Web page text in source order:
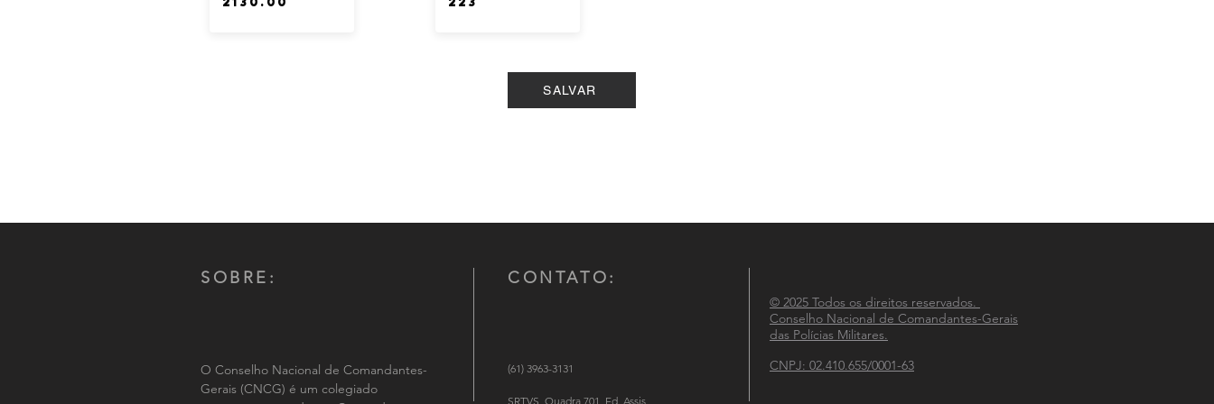
SALVAR
SOBRE:
O Conselho Nacional de Comandantes-
Gerais (CNCG) é um colegiado
CONTATO:
(61) 3963-3131
SRTVS, Quadra 701, Ed. Assis
© 2025 Todos os direitos reservados.
Conselho Nacional de Comandantes-Gerais
das Polícias Militares.
CNPJ: 02.410.655/0001-63